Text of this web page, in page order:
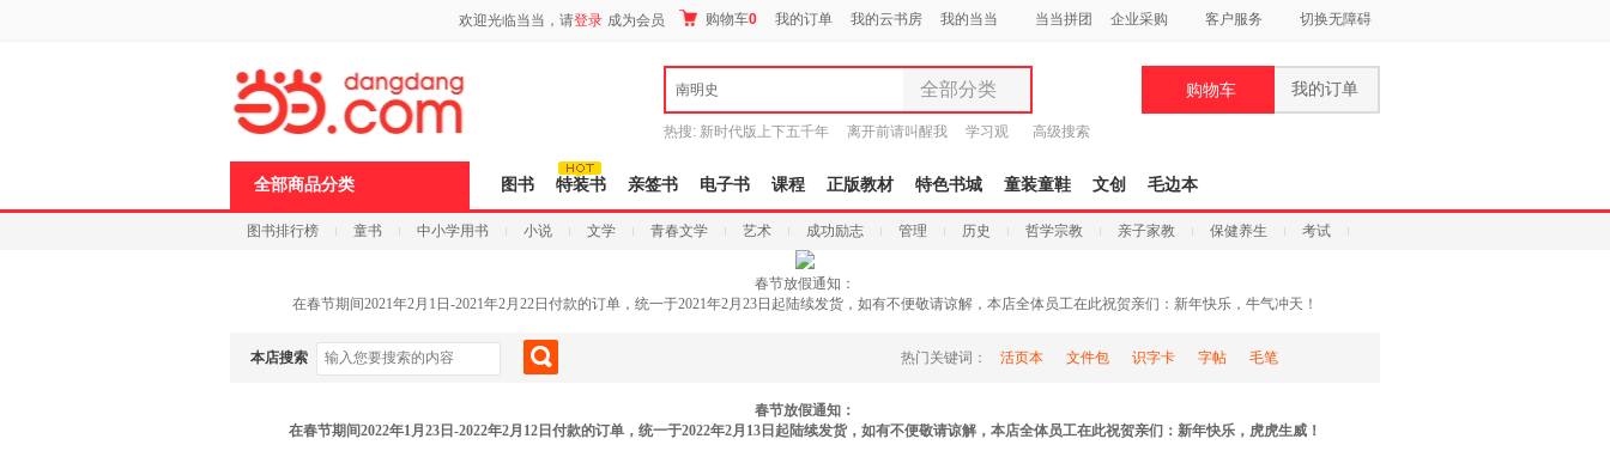
欢迎光临当当，请登录 成为会员 购物车0 我的订单 我的云书房 我的当当 当当拼团 企业采购 客户服务 切换无障碍
南明史 全部分类
全部分类
图书
电子书
音像
时尚美妆
玩具
家居日用
热搜: 新时代版上下五千年 离开前请叫醒我
学习观
高级搜索
购物车 我的订单
全部商品分类 图书 特装书 亲签书 电子书 课程 正版教材 特色书城 童装童鞋 文创 毛边本
图书排行榜 童书 中小学用书 小说 文学 青春文学 艺术 成功励志 管理 历史 哲学宗教 亲子家教 保健养生 考试
春节放假通知：
在春节期间2021年2月1日-2021年2月22日付款的订单，统一于2021年2月23日起陆续发货，如有不便敬请谅解，本店全体员工在此祝贺亲们：新年快乐，牛气冲天！
本店搜索 热门关键词： 活页本 文件包 识字卡 字帖 毛笔
春节放假通知：
在春节期间2022年1月23日-2022年2月12日付款的订单，统一于2022年2月13日起陆续发货，如有不便敬请谅解，本店全体员工在此祝贺亲们：新年快乐，虎虎生威！
页